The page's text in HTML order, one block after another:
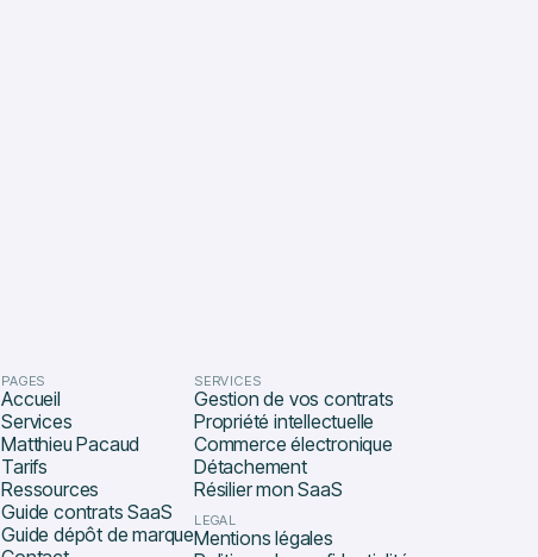
PAGES
Accueil
Services
Matthieu Pacaud
Tarifs
Ressources
Guide contrats SaaS
Guide dépôt de marque
SERVICES
Gestion de vos contrats
Propriété intellectuelle
Commerce électronique
Détachement
Résilier mon SaaS
LEGAL
Mentions légales